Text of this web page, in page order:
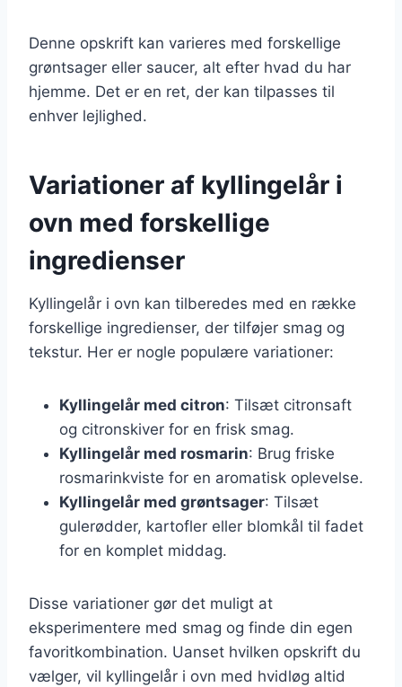
Denne opskrift kan varieres med forskellige
grøntsager eller saucer, alt efter hvad du har
hjemme. Det er en ret, der kan tilpasses til
enhver lejlighed.
Variationer af kyllingelår i
ovn med forskellige
ingredienser
Kyllingelår i ovn kan tilberedes med en række
forskellige ingredienser, der tilføjer smag og
tekstur. Her er nogle populære variationer:
Kyllingelår med citron: Tilsæt citronsaft
og citronskiver for en frisk smag.
Kyllingelår med rosmarin: Brug friske
rosmarinkviste for en aromatisk oplevelse.
Kyllingelår med grøntsager: Tilsæt
gulerødder, kartofler eller blomkål til fadet
for en komplet middag.
Disse variationer gør det muligt at
eksperimentere med smag og finde din egen
favoritkombination. Uanset hvilken opskrift du
vælger, vil kyllingelår i ovn med hvidløg altid